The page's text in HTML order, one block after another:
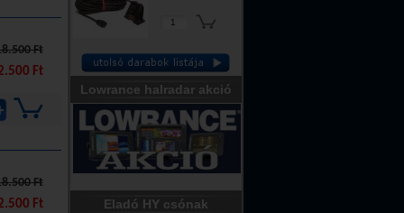
Ft
Ft
Ft
Ft
Lowrance halradar akció
Eladó HY csónak